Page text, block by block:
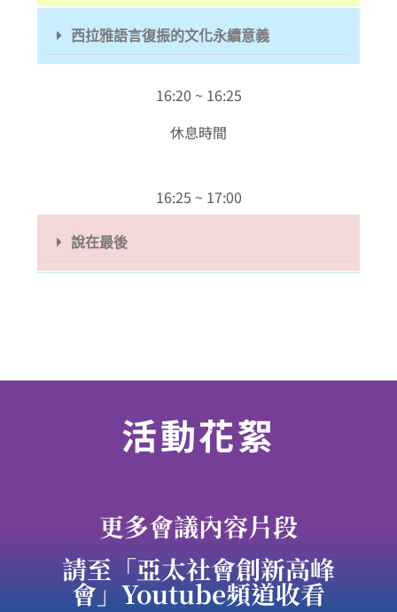
西拉雅語言復振的文化永續意義
16:20 ~ 16:25
休息時間
16:25 ~ 17:00
說在最後
活動花絮
更多會議內容片段
請至「亞太社會創新高峰
會」Youtube頻道收看